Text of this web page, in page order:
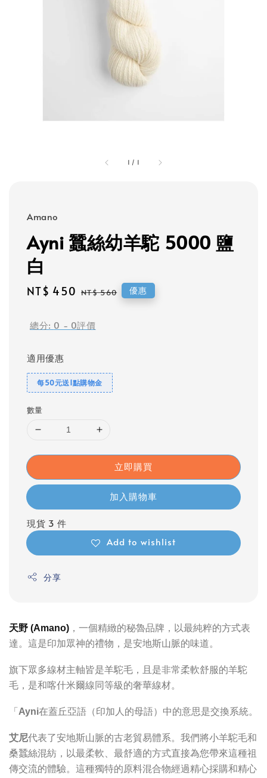
1 / 1
Amano
Ayni 蠶絲幼羊駝 5000 鹽
白
Sale
NT$ 450 Regular
NT$ 560 優惠
總分: 0 - 0評價
適用優惠
每50元送1點購物金
數量
立即購買
加入購物車
現貨 3 件
Add to wishlist
分享
天野 (Amano) ，一個精緻的秘魯品牌，以最純粹的方式表
達。這是印加眾神的禮物，是安地斯山脈的味道。
旗下眾多線材主軸皆是羊駝毛，且是非常柔軟舒服的羊駝
毛，是和喀什米爾線同等級的奢華線材。
「 Ayni在蓋丘亞語（印加人的母語）中的意思是交換系統。
艾尼代表了安地斯山脈的古老貿易體系。我們將小羊駝毛和
桑蠶絲混紡，以最柔軟、最舒適的方式直接為您帶來這種祖
傳交流的體驗。這種獨特的原料混合物經過精心採購和精心